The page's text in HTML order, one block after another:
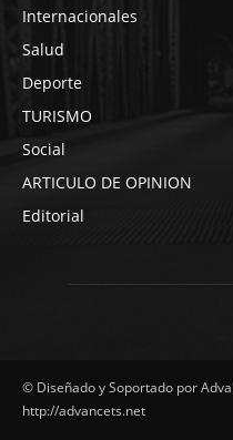
Internacionales
Salud
Deporte
TURISMO
Social
ARTICULO DE OPINION
Editorial
© Diseñado y Soportado por
http://advancets.net